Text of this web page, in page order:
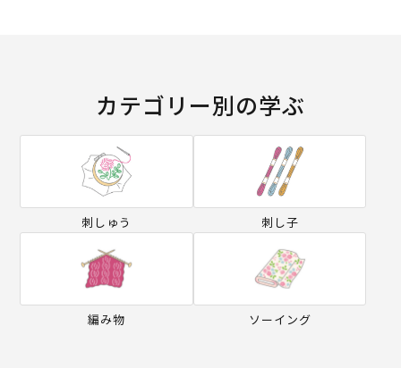
カテゴリー別の学ぶ
刺しゅう 刺し子
編み物 ソーイング